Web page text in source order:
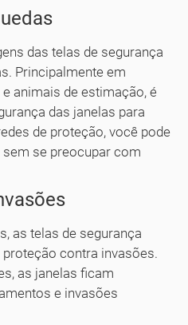
das telas de segurança
Principalmente em
animais de estimação, é
das janelas para
de proteção, você pode
se preocupar com
as telas de segurança
contra invasões.
as janelas ficam
e invasões